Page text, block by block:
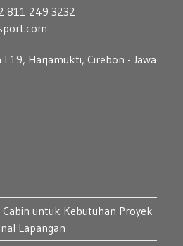
811 249 3232
I 19, Harjamukti, Cirebon - Jawa
Cabin untuk Kebutuhan Proyek
Lapangan